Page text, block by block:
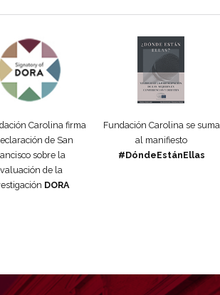
Carolina firma
de San
sobre la
de la
DORA
Fundación Carolina se suma
al manifiesto
#DóndeEstánEllas